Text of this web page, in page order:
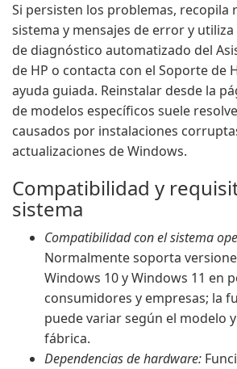
Si persisten los problemas, recopila
sistema y mensajes de error y
de diagnóstico automatizado del
de HP o contacta con el Soporte de
ayuda guiada. Reinstalar desde la
de modelos específicos suele
causados por instalaciones
actualizaciones de Windows.
Compatibilidad y
sistema
Compatibilidad con el sistema
Normalmente soporta
Windows 10 y Windows 11 en
consumidores y empresas; la
puede variar según el modelo
fábrica.
Dependencias de hardware: